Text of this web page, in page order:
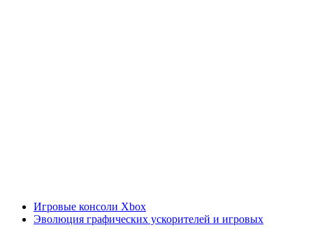
Игровые консоли Xbox
Эволюция графических ускорителей и игровых